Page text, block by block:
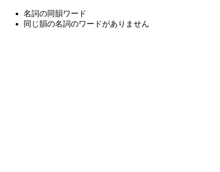
名詞の同韻ワード
同じ韻の名詞のワードがありません